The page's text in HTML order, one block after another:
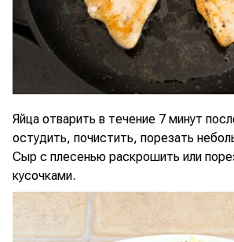
Яйца отварить в течение 7 минут
остудить, почистить, порезать
Сыр с плесенью раскрошить или
кусочками.